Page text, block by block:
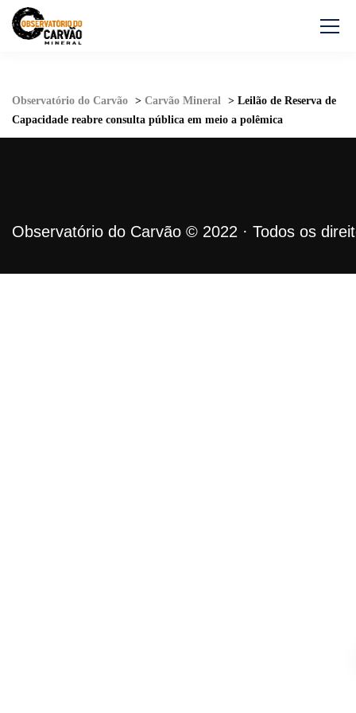
Observatório do Carvão > Carvão Mineral > Leilão de Reserva de
Capacidade reabre consulta pública em meio a polêmica
Observatório do Carvão © 2022 · Todos os